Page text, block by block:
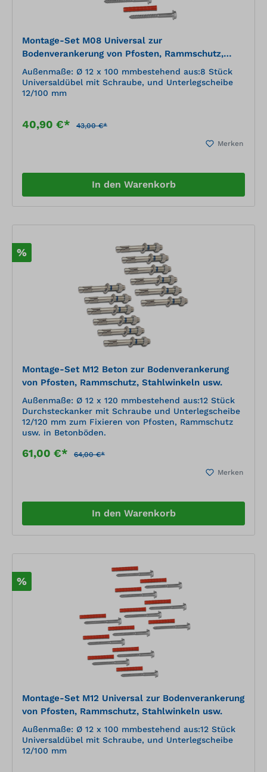
Montage-Set M08 Universal zur
Bodenverankerung von Pfosten, Rammschutz,
Stahlwinkeln usw.
Außenmaße: Ø 12 x 100 mmbestehend aus:8 Stück
Universaldübel mit Schraube, und Unterlegscheibe
12/100 mm
40,90 €* 43,00 €*
Merken
In den Warenkorb
%
Montage-Set M12 Beton zur Bodenverankerung
von Pfosten, Rammschutz, Stahlwinkeln usw.
Außenmaße: Ø 12 x 120 mmbestehend aus:12 Stück
Durchsteckanker mit Schraube und Unterlegscheibe
12/120 mm zum Fixieren von Pfosten, Rammschutz
usw. in Betonböden.
61,00 €* 64,00 €*
Merken
In den Warenkorb
%
Montage-Set M12 Universal zur Bodenverankerung
von Pfosten, Rammschutz, Stahlwinkeln usw.
Außenmaße: Ø 12 x 100 mmbestehend aus:12 Stück
Universaldübel mit Schraube, und Unterlegscheibe
12/100 mm